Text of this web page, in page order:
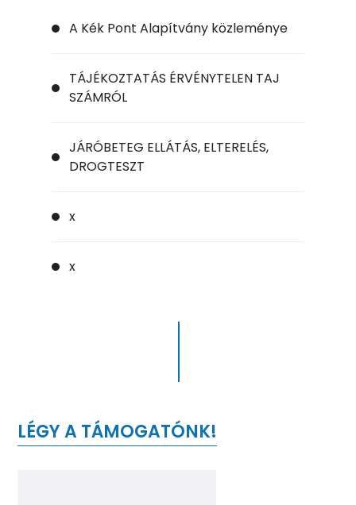
A Kék Pont Alapítvány közleménye
TÁJÉKOZTATÁS ÉRVÉNYTELEN TAJ
SZÁMRÓL
JÁRÓBETEG ELLÁTÁS, ELTERELÉS,
DROGTESZT
x
x
LÉGY A TÁMOGATÓNK!